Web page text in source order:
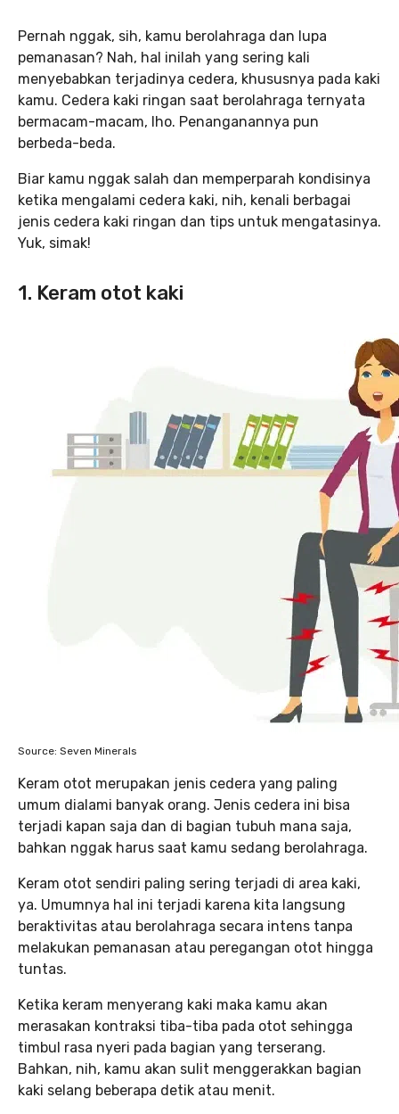
Pernah nggak, sih, kamu berolahraga dan lupa
pemanasan? Nah, hal inilah yang sering kali
menyebabkan terjadinya cedera, khususnya pada kaki
kamu. Cedera kaki ringan saat berolahraga ternyata
bermacam-macam, lho. Penanganannya pun
berbeda-beda.
Biar kamu nggak salah dan memperparah kondisinya
ketika mengalami cedera kaki, nih, kenali berbagai
jenis cedera kaki ringan dan tips untuk mengatasinya.
Yuk, simak!
1. Keram otot kaki
Source: Seven Minerals
Keram otot merupakan jenis cedera yang paling
umum dialami banyak orang. Jenis cedera ini bisa
terjadi kapan saja dan di bagian tubuh mana saja,
bahkan nggak harus saat kamu sedang berolahraga.
Keram otot sendiri paling sering terjadi di area kaki,
ya. Umumnya hal ini terjadi karena kita langsung
beraktivitas atau berolahraga secara intens tanpa
melakukan pemanasan atau peregangan otot hingga
tuntas.
Ketika keram menyerang kaki maka kamu akan
merasakan kontraksi tiba-tiba pada otot sehingga
timbul rasa nyeri pada bagian yang terserang.
Bahkan, nih, kamu akan sulit menggerakkan bagian
kaki selang beberapa detik atau menit.